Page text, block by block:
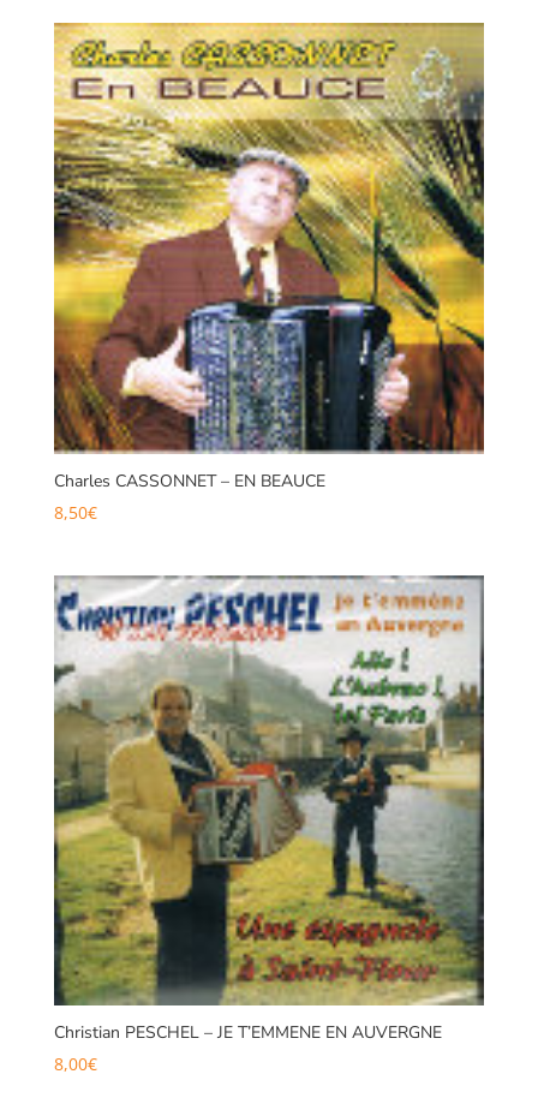
Charles CASSONNET – EN BEAUCE
8,50€
Christian PESCHEL – JE T’EMMENE EN AUVERGNE
8,00€